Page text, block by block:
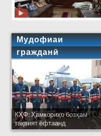
Мудофиаи
гражданӣ
КҲФ: Ҳамкориҳо бозҳам
тақвият ёфтаанд